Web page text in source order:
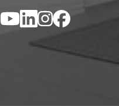
YouTubeLinkedIn
Instagram
Facebook